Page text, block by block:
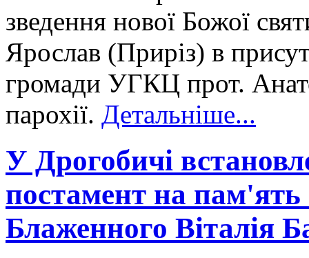
зведення нової Божої
Ярослав (Приріз) в
громади УГКЦ прот.
парохії. Детальніше...
У Дрогобичі
постамент на
Блаженного Віталія